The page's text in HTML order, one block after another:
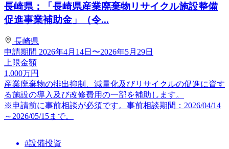
長崎県：「長崎県産業廃棄物リサイクル施設整備
促進事業補助金」（令...
長崎県
申請期間 2026年4月14日〜2026年5月29日
上限金額
1,000万円
産業廃棄物の排出抑制、減量化及びリサイクルの促進に資す
る施設の導入及び改修費用の一部を補助します。
※申請前に事前相談が必須です。事前相談期間：2026/04/14
～2026/05/15まで。
#設備投資